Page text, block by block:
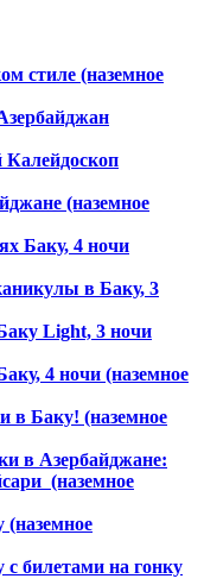
стиле (наземное
(наземное
Баку, 4 ночи
в Баку, 3
Light, 3 ночи
4 ночи (наземное
в Баку! (наземное
в Азербайджане:
(наземное
билетами на гонку